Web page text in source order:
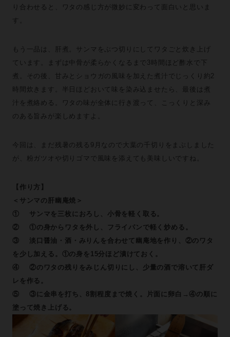
り合わせると、ワタの感じ方が微妙に変わって面白いと思いま
す。
もう一品は、肝煮。サンマをぶつ切りにしてワタごと炊き上げ
ています。まずは中骨が柔らかくなるまで3時間ほど酢水で下
煮。その後、甘みとショウガの風味を加えた煮汁でじっくり約2
時間炊きます。半日ほどおいて味を染み込ませたら、最後は煮
汁を煮絡める。ワタの味が全体に行き渡って、こっくりと深み
のある旨みが楽しめますよ。
今回は、まだ残暑の残る9月なので大葉の千切りをまぶしました
が、粉ガツオや切りゴマで風味を添えても美味しいですね。
【作り方】
＜サンマの肝幽庵焼＞
① サンマを三枚におろし、小骨を軽く取る。
② ①の身からワタを外し、フライパンで軽く炒める。
③ 淡口醤油・酒・みりんを合わせて幽庵地を作り、②のワタ
を少し加える。①の身を15分ほど漬けておく。
④ ②のワタの残りをみじん切りにし、少量の酒で溶いて肝ダ
レを作る。
⑤ ③に金串を打ち、8割程度まで焼く。片面に卵白→④の順に
塗って焼き上げる。